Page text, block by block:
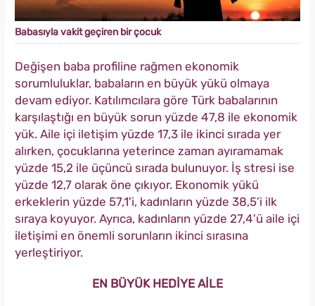
Babasıyla vakit geçiren bir çocuk
Değişen baba profiline rağmen ekonomik
sorumluluklar, babaların en büyük yükü olmaya
devam ediyor. Katılımcılara göre Türk babalarının
karşılaştığı en büyük sorun yüzde 47,8 ile ekonomik
yük. Aile içi iletişim yüzde 17,3 ile ikinci sırada yer
alırken, çocuklarına yeterince zaman ayıramamak
yüzde 15,2 ile üçüncü sırada bulunuyor. İş stresi ise
yüzde 12,7 olarak öne çıkıyor. Ekonomik yükü
erkeklerin yüzde 57,1'i, kadınların yüzde 38,5’i ilk
sıraya koyuyor. Ayrıca, kadınların yüzde 27,4'ü aile içi
iletişimi en önemli sorunların ikinci sırasına
yerleştiriyor.
EN BÜYÜK HEDİYE AİLE